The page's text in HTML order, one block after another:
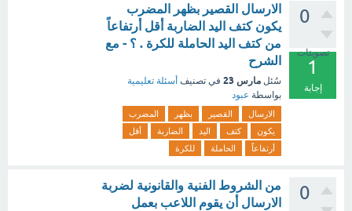
0
تصويتات
1
إجابة
الارسال القصير بظهر المضرب
يكون كتف اليد الضاربة أقل أرتفاعاً
من كتف اليد الحاملة للكرة . ؟ - مع
الشرح
سُئل مارس 23 في تصنيف أسئلة تعليمية
بواسطة عبود
الارسال القصير بظهر
المضرب
يكون
كتف اليد الضاربة
أقل
أرتفاعاً
الحاملة للكرة
0
من الشروط الفنية والقانونية لضربة
الارسال أن يقوم اللاعب بعمل